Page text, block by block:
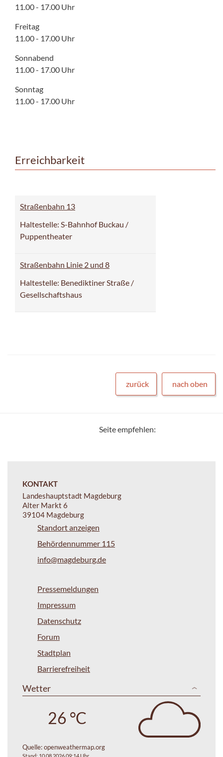
11.00 - 17.00 Uhr
Freitag
11.00 - 17.00 Uhr
Sonnabend
11.00 - 17.00 Uhr
Sonntag
11.00 - 17.00 Uhr
Erreichbarkeit
Straßenbahn 13
Haltestelle: S-Bahnhof Buckau /
Puppentheater
Straßenbahn Linie 2 und 8
Haltestelle: Benediktiner Straße /
Gesellschaftshaus
zurück nach oben
Seite empfehlen:
KONTAKT
Landeshauptstadt Magdeburg
Alter Markt 6
39104 Magdeburg
Standort anzeigen
Behördennummer 115
info@magdeburg.de
Pressemeldungen
Impressum
Datenschutz
Forum
Stadtplan
Barrierefreiheit
Wetter
26 °C
Quelle:openweathermap.org